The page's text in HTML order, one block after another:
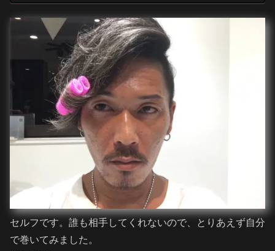
セルフです。誰も相手してくれないので、とりあえず自分
で巻いてみました。